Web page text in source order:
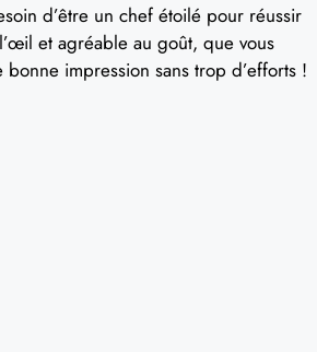
d’être un chef étoilé pour réussir
et agréable au goût, que vous
impression sans trop d’efforts !